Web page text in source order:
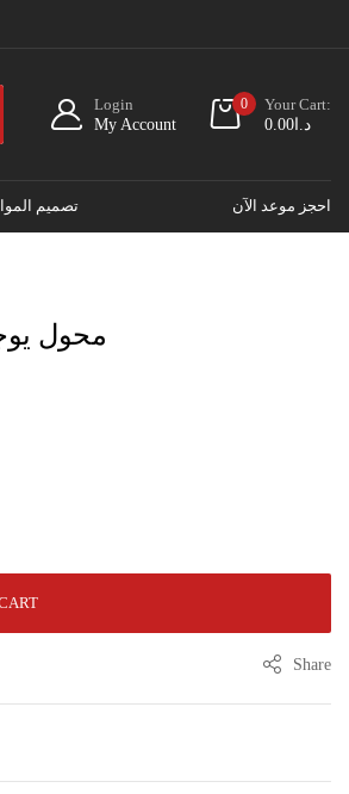
Login
My Account
0
Your Cart:
د.ا 0.00
تصميم احجز موعد الآن
محول يوجرين من 2.5 مم
Share